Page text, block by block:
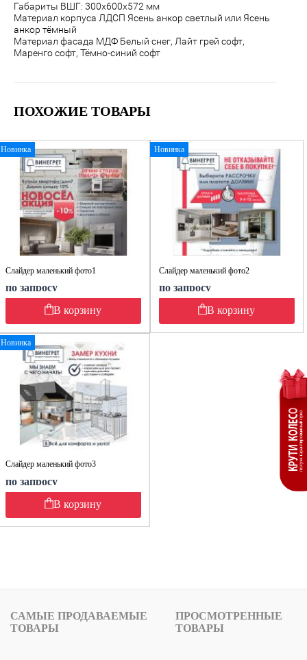
Габариты ВШГ: 300х600х572 мм
Материал корпуса ЛДСП Ясень анкор светлый или Ясень
анкор тёмный
Материал фасада МДФ Белый снег, Лайт грей софт,
Маренго софт, Тёмно-синий софт
ПОХОЖИЕ ТОВАРЫ
Новинка
Слайдер маленький фото1
по запросу
В корзину
Новинка
Слайдер маленький фото2
по запросу
В корзину
Новинка
Слайдер маленький фото3
по запросу
В корзину
САМЫЕ ПРОДАВАЕМЫЕ
ТОВАРЫ
ПРОСМОТРЕННЫЕ
ТОВАРЫ